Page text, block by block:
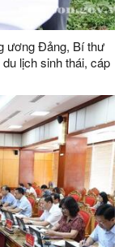
ương Đảng, Bí thư
lịch sinh thái, cáp